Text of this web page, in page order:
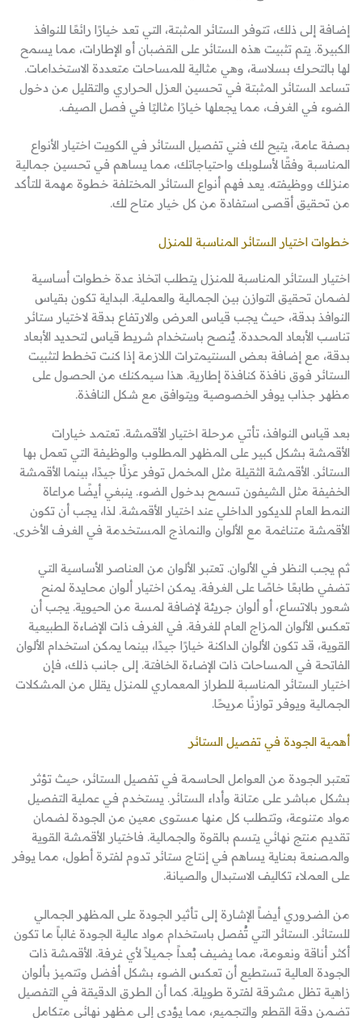
إضافة إلى ذلك، تتوفر الستائر المثبتة، التي تعد خيارًا رائعًا للنوافذ
الكبيرة. يتم تثبيت هذه الستائر على القضبان أو الإطارات، مما يسمح
لها بالتحرك بسلاسة، وهي مثالية للمساحات متعددة الاستخدامات.
تساعد الستائر المثبتة في تحسين العزل الحراري والتقليل من دخول
الضوء في الغرف، مما يجعلها خيارًا مثاليًا في فصل الصيف.
بصفة عامة، يتيح لك فني تفصيل الستائر في الكويت اختيار الأنواع
المناسبة وفقًا لأسلوبك واحتياجاتك، مما يساهم في تحسين جمالية
منزلك ووظيفته. يعد فهم أنواع الستائر المختلفة خطوة مهمة للتأكد
من تحقيق أقصى استفادة من كل خيار متاح لك.
خطوات اختيار الستائر المناسبة للمنزل
اختيار الستائر المناسبة للمنزل يتطلب اتخاذ عدة خطوات أساسية
لضمان تحقيق التوازن بين الجمالية والعملية. البداية تكون بقياس
النوافذ بدقة، حيث يجب قياس العرض والارتفاع بدقة لاختيار ستائر
تناسب الأبعاد المحددة. يُنصح باستخدام شريط قياس لتحديد الأبعاد
بدقة، مع إضافة بعض السنتيمترات اللازمة إذا كنت تخطط لتثبيت
الستائر فوق نافذة كنافذة إطارية. هذا سيمكنك من الحصول على
مظهر جذاب يوفر الخصوصية ويتوافق مع شكل النافذة.
بعد قياس النوافذ، تأتي مرحلة اختيار الأقمشة. تعتمد خيارات
الأقمشة بشكل كبير على المظهر المطلوب والوظيفة التي تعمل بها
الستائر. الأقمشة الثقيلة مثل المخمل توفر عزلًا جيدًا، بينما الأقمشة
الخفيفة مثل الشيفون تسمح بدخول الضوء. ينبغي أيضًا مراعاة
النمط العام للديكور الداخلي عند اختيار الأقمشة. لذا، يجب أن تكون
الأقمشة متناغمة مع الألوان والنماذج المستخدمة في الغرف الأخرى.
ثم يجب النظر في الألوان. تعتبر الألوان من العناصر الأساسية التي
تضفي طابعًا خاصًا على الغرفة. يمكن اختيار ألوان محايدة لمنح
شعور بالاتساع، أو ألوان جريئة لإضافة لمسة من الحيوية. يجب أن
تعكس الألوان المزاج العام للغرفة. في الغرف ذات الإضاءة الطبيعية
القوية، قد تكون الألوان الداكنة خيارًا جيدًا، بينما يمكن استخدام الألوان
الفاتحة في المساحات ذات الإضاءة الخافتة. إلى جانب ذلك، فإن
اختيار الستائر المناسبة للطراز المعماري للمنزل يقلل من المشكلات
الجمالية ويوفر توازنًا مريحًا.
أهمية الجودة في تفصيل الستائر
تعتبر الجودة من العوامل الحاسمة في تفصيل الستائر، حيث تؤثر
بشكل مباشر على متانة وأداء الستائر. يستخدم في عملية التفصيل
مواد متنوعة، وتتطلب كل منها مستوى معين من الجودة لضمان
تقديم منتج نهائي يتسم بالقوة والجمالية. فاختيار الأقمشة القوية
والمصنعة بعناية يساهم في إنتاج ستائر تدوم لفترة أطول، مما يوفر
على العملاء تكاليف الاستبدال والصيانة.
من الضروري أيضاً الإشارة إلى تأثير الجودة على المظهر الجمالي
للستائر. الستائر التي تُفصل باستخدام مواد عالية الجودة غالباً ما تكون
أكثر أناقة ونعومة، مما يضيف بُعداً جميلاً لأي غرفة. الأقمشة ذات
الجودة العالية تستطيع أن تعكس الضوء بشكل أفضل وتتميز بألوان
زاهية تظل مشرقة لفترة طويلة. كما أن الطرق الدقيقة في التفصيل
تضمن دقة القطع والتجميع، مما يؤدي إلى مظهر نهائي متكامل